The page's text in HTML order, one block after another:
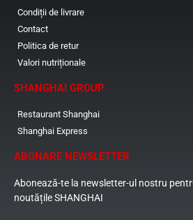
Condiții de livrare
Contact
Politica de retur
Valori nutriționale
SHANGHAI GROUP
Restaurant Shanghai
Shanghai Express
ABONARE NEWSLETTER
Abonează-te la newsletter-ul nostru
noutățile SHANGHAI